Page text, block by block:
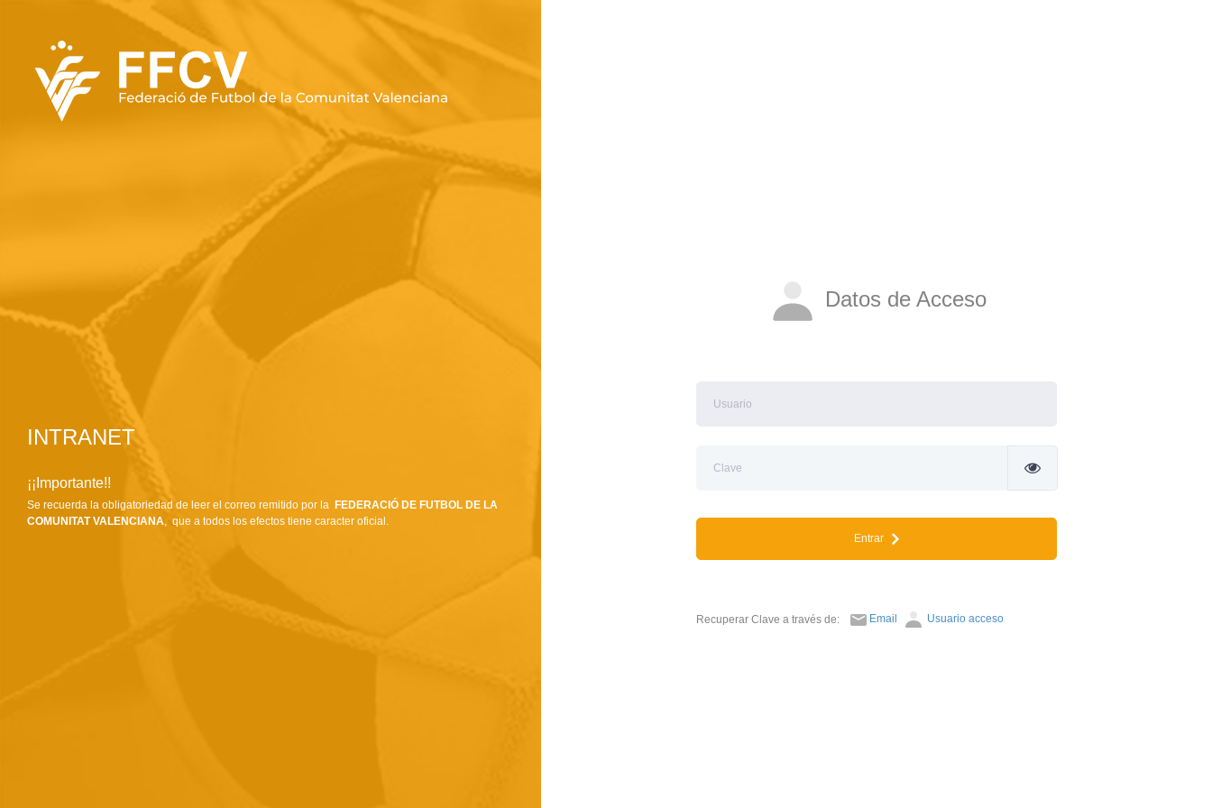
INTRANET
¡¡Importante!!
Se recuerda la obligatoriedad de leer el correo remitido por la FEDERACIÓ DE FUTBOL DE LA
COMUNITAT VALENCIANA , que a todos los efectos tiene caracter oficial.
Datos de Acceso
Entrar
Recuperar Clave a través de: Email Usuario acceso